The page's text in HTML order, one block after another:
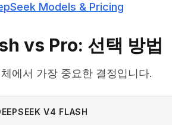
Models & Pricing
vs Pro: 선택 방법
에서 가장 중요한 결정입니다.
V4 FLASH